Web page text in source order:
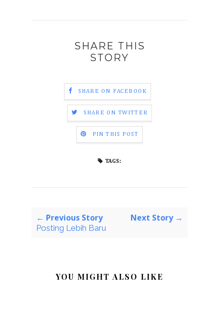
SHARE THIS
STORY
SHARE ON FACEBOOK
SHARE ON TWITTER
PIN THIS POST
TAGS:
← Previous Story
Posting Lebih Baru
Next Story →
YOU MIGHT ALSO LIKE